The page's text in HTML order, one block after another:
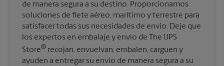
de manera segura a su destino. Proporcionamos
soluciones de flete aéreo, marítimo y terrestre para
satisfacer todas sus necesidades de envío. Deje que
los expertos en embalaje y envío de The UPS
Store® recojan, envuelvan, embalen, carguen y
ayuden a entregar su envío de manera segura a su